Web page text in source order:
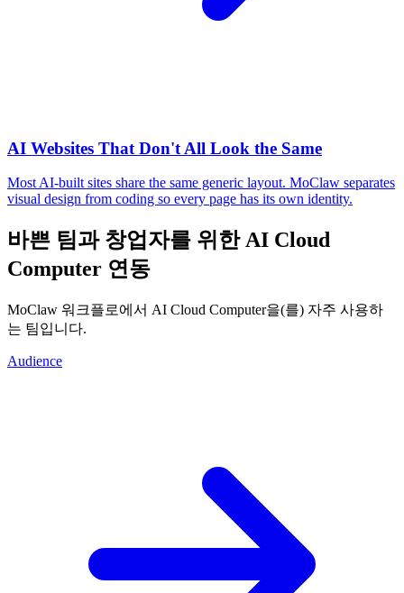
AI Websites That Don't All Look the Same
Most AI-built sites share the same generic layout. MoClaw separates
visual design from coding so every page has its own identity.
바쁜 팀과 창업자를 위한 AI Cloud
Computer 연동
MoClaw 워크플로에서 AI Cloud Computer을(를) 자주 사용하
는 팀입니다.
Audience